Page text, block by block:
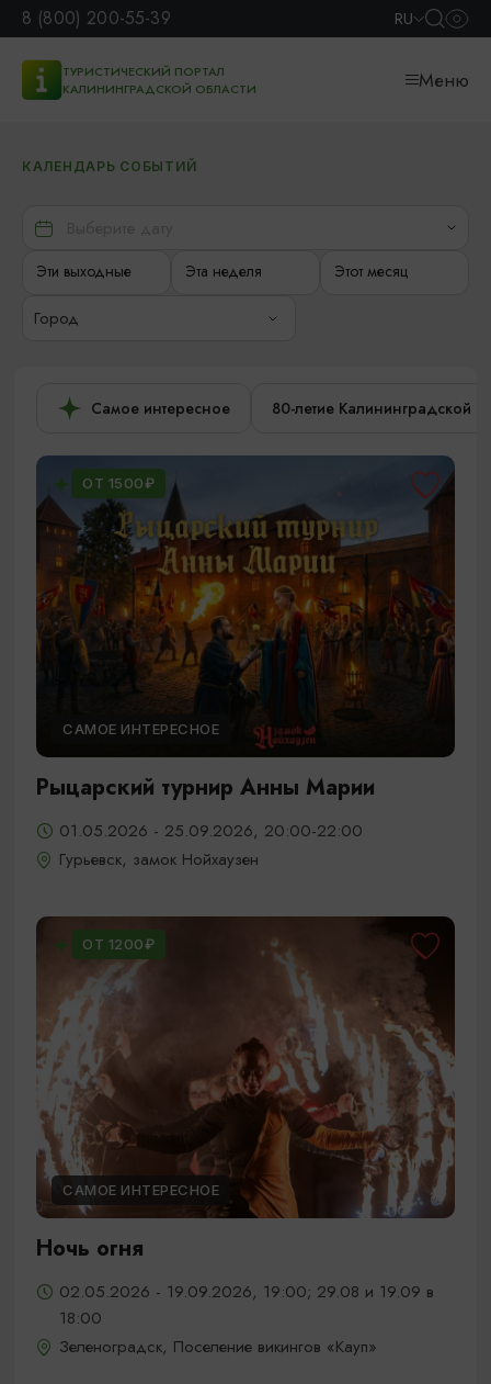
8 (800) 200-55-39 RU
ТУРИСТИЧЕСКИЙ ПОРТАЛ
КАЛИНИНГРАДСКОЙ ОБЛАСТИ
Меню
КАЛЕНДАРЬ СОБЫТИЙ
Эти выходные Эта неделя Этот месяц
Город
Самое интересное 80-летие Калининградской
ОТ 1500₽
САМОЕ ИНТЕРЕСНОЕ
Рыцарский турнир Анны Марии
01.05.2026 - 25.09.2026, 20:00-22:00
Гурьевск, замок Нойхаузен
ОТ 1200₽
САМОЕ ИНТЕРЕСНОЕ
Ночь огня
02.05.2026 - 19.09.2026, 19:00; 29.08 и 19.09 в
18:00
Зеленоградск, Поселение викингов «Кауп»